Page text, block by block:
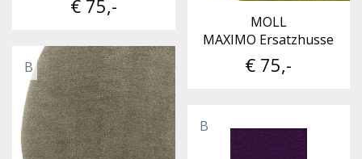
€ 75,-
MOLL
MAXIMO Ersatzhusse
€ 75,-
B
B